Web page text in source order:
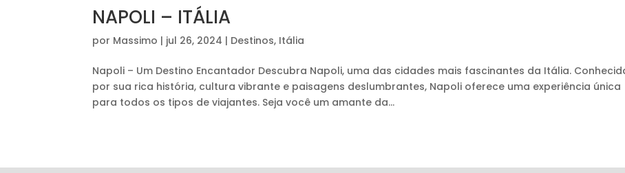
NAPOLI – ITÁLIA
por Massimo | jul 26, 2024 | Destinos, Itália
Napoli – Um Destino Encantador Descubra Napoli, uma das cidades mais fascinantes da Itália.
por sua rica história, cultura vibrante e paisagens deslumbrantes, Napoli oferece uma experiência única
para todos os tipos de viajantes. Seja você um amante da...